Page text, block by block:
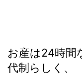
お産は24時間
代制らしく、